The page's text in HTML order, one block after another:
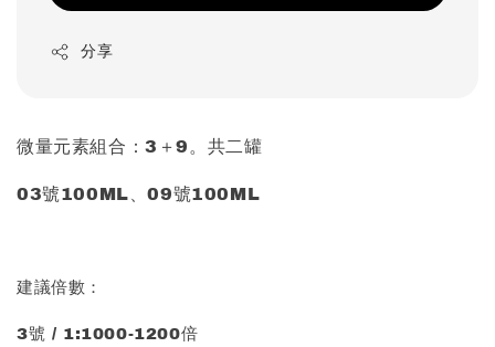
分享
微量元素組合：3＋9。共二罐
03號100ML、09號100ML
建議倍數：
3號 / 1:1000-1200倍